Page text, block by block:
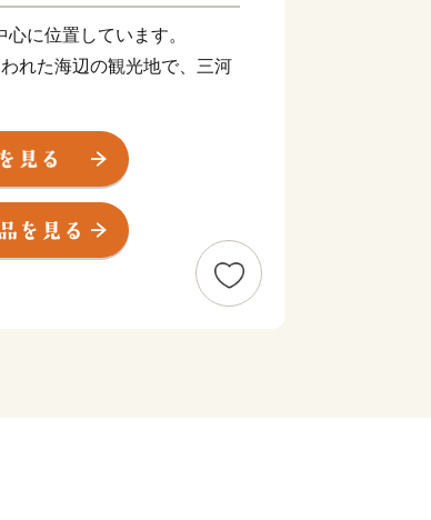
に位置しています。
れた海辺の観光地で、三河
ち、市内には日本の文化を
土地です。
葉の歌人や近代の作家にも
した。